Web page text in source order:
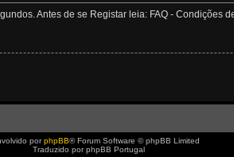
Antes de se Registar leia: FAQ - Condições
porphpBB® Forum Software © phpBB Limited
Traduzido por phpBB Portugal